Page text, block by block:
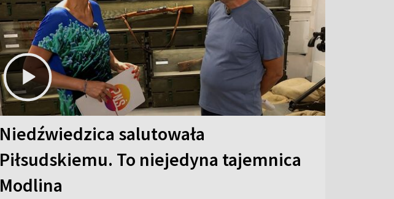
Niedźwiedzica salutowała
Piłsudskiemu. To niejedyna tajemnica
Modlina